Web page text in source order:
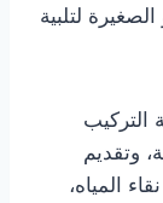
لتلبية
التركيب
وتقديم
المياه،